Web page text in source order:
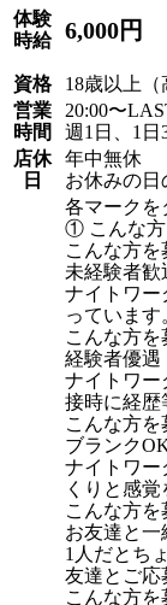
体験
時給
6,000円
資格
18歳以上（
営業
時間
20:00〜
週1日、1日
店休
日
年中無休
お休みの日
各マークを
① こんな方
こんな方
未経験者歓
ナイトワー
っていま
こんな方
経験者優遇
ナイトワー
接時に経歴
こんな方
ブランク
ナイトワー
くりと感覚
こんな方
お友達と一
1人だとち
友達とご応
こんな方